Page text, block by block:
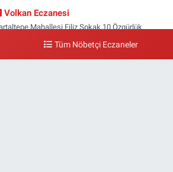
Volkan Eczanesi
Mahallesi Filiz Sokak 10 Özgürlük
Tüm Nöbetçi Eczaneler